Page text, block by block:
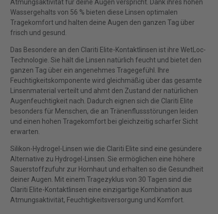
Atmungsaktivität für deine Augen verspricht. Dank ihres hohen
Wassergehalts von 56 % bieten diese Linsen optimalen
Tragekomfort und halten deine Augen den ganzen Tag über
frisch und gesund.
Das Besondere an den Clariti Elite-Kontaktlinsen ist ihre WetLoc-
Technologie. Sie hält die Linsen natürlich feucht und bietet den
ganzen Tag über ein angenehmes Tragegefühl. Ihre
Feuchtigkeitskomponente wird gleichmäßig über das gesamte
Linsenmaterial verteilt und ahmt den Zustand der natürlichen
Augenfeuchtigkeit nach. Dadurch eignen sich die Clariti Elite
besonders für Menschen, die an Tränenflussstörungen leiden
und einen hohen Tragekomfort bei gleichzeitig scharfer Sicht
erwarten.
Silikon-Hydrogel-Linsen wie die Clariti Elite sind eine gesündere
Alternative zu Hydrogel-Linsen. Sie ermöglichen eine höhere
Sauerstoffzufuhr zur Hornhaut und erhalten so die Gesundheit
deiner Augen. Mit einem Tragezyklus von 30 Tagen sind die
Clariti Elite-Kontaktlinsen eine einzigartige Kombination aus
Atmungsaktivität, Feuchtigkeitsversorgung und Komfort.